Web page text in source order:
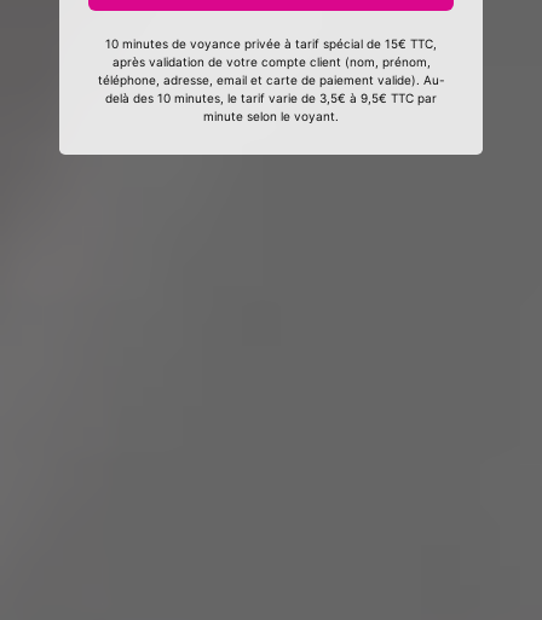
10 minutes de voyance privée à tarif spécial de 15€ TTC,
après validation de votre compte client (nom, prénom,
téléphone, adresse, email et carte de paiement valide). Au-
delà des 10 minutes, le tarif varie de 3,5€ à 9,5€ TTC par
minute selon le voyant.